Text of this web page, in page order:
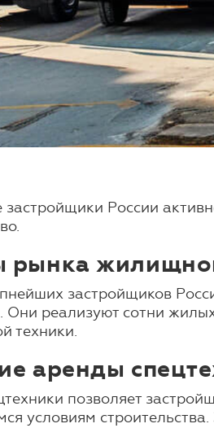
России
застройщиков
реализуют сотни
техники.
аренды
позволяет
условиям